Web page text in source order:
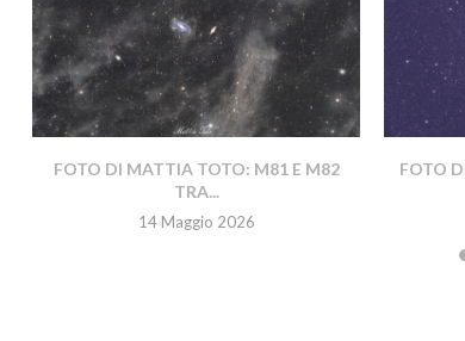
FOTO DI MATTIA TOTO: M81 E M82
TRA...
14 Maggio 2026
FOTO